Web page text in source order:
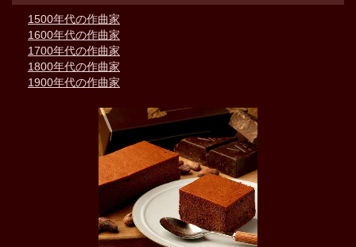
1500年代の作曲家
1600年代の作曲家
1700年代の作曲家
1800年代の作曲家
1900年代の作曲家